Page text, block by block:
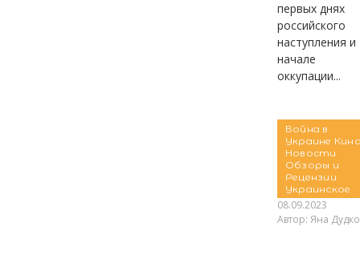
первых днях
российского
наступления и
начале
оккупации...
Война в
Украине
Новости
Обзоры и
Рецензии
Украинское
08.09.2023
Автор: Яна Дудко